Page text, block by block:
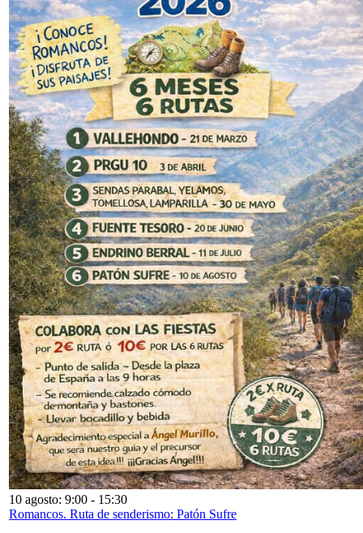
10 agosto: 9:00 - 15:30
Romancos. Ruta de senderismo: Patón Sufre